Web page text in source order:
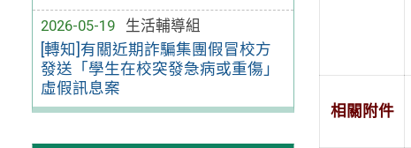
2026-05-19
生活輔導組
[轉知]有關近期詐騙集團假冒校方
發送「學生在校突發急病或重傷」
虛假訊息案
相關附件